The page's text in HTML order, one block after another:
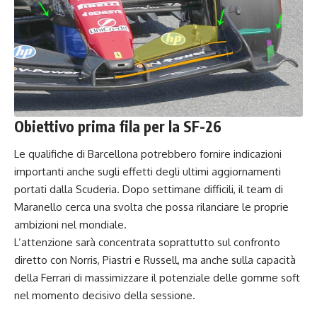
Obiettivo prima fila per la SF-26
Le qualifiche di Barcellona potrebbero fornire indicazioni
importanti anche sugli effetti degli ultimi aggiornamenti
portati dalla Scuderia. Dopo settimane difficili, il team di
Maranello cerca una svolta che possa rilanciare le proprie
ambizioni nel mondiale.
L’attenzione sarà concentrata soprattutto sul confronto
diretto con Norris, Piastri e Russell, ma anche sulla capacità
della Ferrari di massimizzare il potenziale delle gomme soft
nel momento decisivo della sessione.